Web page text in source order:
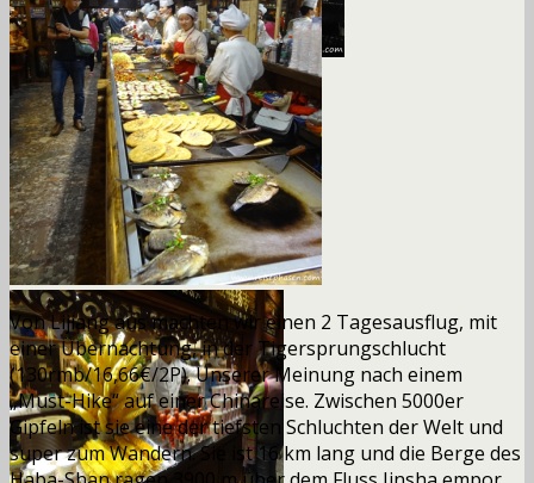
Von Lijiang aus machten wir einen 2 Tagesausflug, mit
einer Übernachtung, in der Tigersprungschlucht
(130rmb/16,66€/2P). Unserer Meinung nach einem
„Must-Hike“ auf einer Chinareise. Zwischen 5000er
Gipfeln ist sie eine der tiefsten Schluchten der Welt und
super zum Wandern. Sie ist 16 km lang und die Berge des